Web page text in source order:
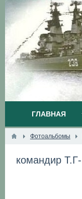
ГЛАВНАЯ
Фотоальбомы
командир